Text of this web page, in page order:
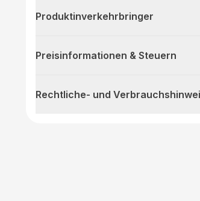
Produktinverkehrbringer
Preisinformationen & Steuern
Rechtliche- und